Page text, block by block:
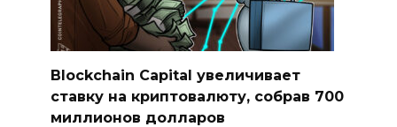
Blockchain Capital увеличивает
ставку на криптовалюту, собрав 700
миллионов долларов